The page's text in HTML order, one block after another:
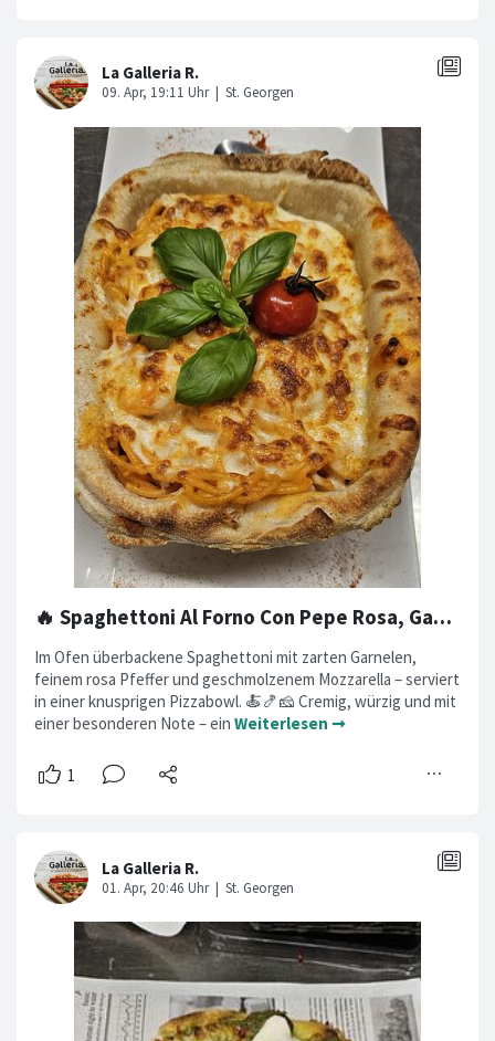
🔥 Spaghettoni Al Forno Con Pepe Rosa, Gamberetti e Mozzarella In Pizzabowl 🔥
Im Ofen überbackene Spaghettoni mit zarten Garnelen,
feinem rosa Pfeffer und geschmolzenem Mozzarella – serviert
in einer knusprigen Pizzabowl. 🍝🍤🧀 Cremig, würzig und mit
einer besonderen Note – ein Weiterlesen ➞